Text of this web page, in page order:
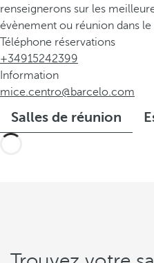
renseignerons sur les
évènement ou réunion dans
Téléphone réservations
+34915242399
Information
mice.centro@barcelo.com
Salles de réunion